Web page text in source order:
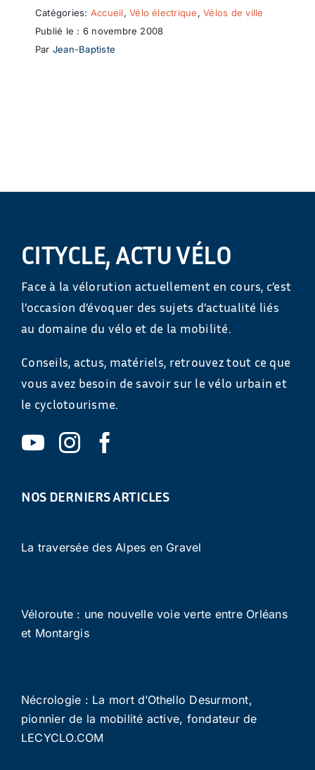
Catégories: Accueil,Vélo électrique,Vélos de ville
Publié le : 6 novembre 2008
Par Jean-Baptiste
CITYCLE, ACTU VÉLO
Face à la vélorution actuellement en cours, c’est
l’occasion d’évoquer des sujets d’actualité liés
au domaine du vélo et de la mobilité.
Conseils, actus, matériels, retrouvez tout ce que
vous avez besoin de savoir sur le vélo urbain et
le cyclotourisme.
NOS DERNIERS ARTICLES
La traversée des Alpes en Gravel
Véloroute : une nouvelle voie verte entre Orléans
et Montargis
Nécrologie : La mort d’Othello Desurmont,
pionnier de la mobilité active, fondateur de
LECYCLO.COM